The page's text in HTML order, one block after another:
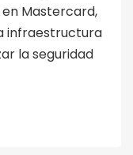
Mastercard,
infraestructura
la seguridad